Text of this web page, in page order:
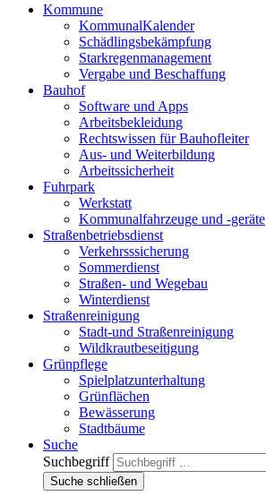
Kommune
KommunalKalender
Schädlingsbekämpfung
Starkregenmanagement
Vergabe und Beschaffung
Bauhof
Software und Apps
Arbeitsbekleidung
Rechtswissen für Bauhofleiter
Aus- und Weiterbildung
Arbeitssicherheit
Fuhrpark
Werkstatt
Kommunalfahrzeuge und -geräte
Straßenbetriebsdienst
Verkehrsssicherung
Sommerdienst
Straßen- und Wegebau
Winterdienst
Straßenreinigung
Stadt-und Straßenreinigung
Wildkrautbeseitigung
Grünpflege
Spielplatzunterhaltung
Grünflächen
Bewässerung
Stadtbäume
Suche
Suchbegriff
Suche schließen